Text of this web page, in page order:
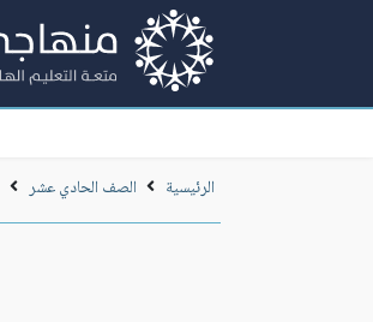
الرئيسية الصف الحادي عشر